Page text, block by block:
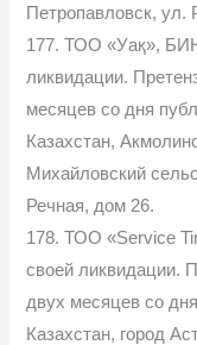
Петропавловск, ул.
177. ТОО «Уақ»,
ликвидации.
месяцев со дня
Казахстан,
Михайловский
Речная, дом 26.
178. ТОО «Service
своей ликвидации.
двух месяцев со
Казахстан, город